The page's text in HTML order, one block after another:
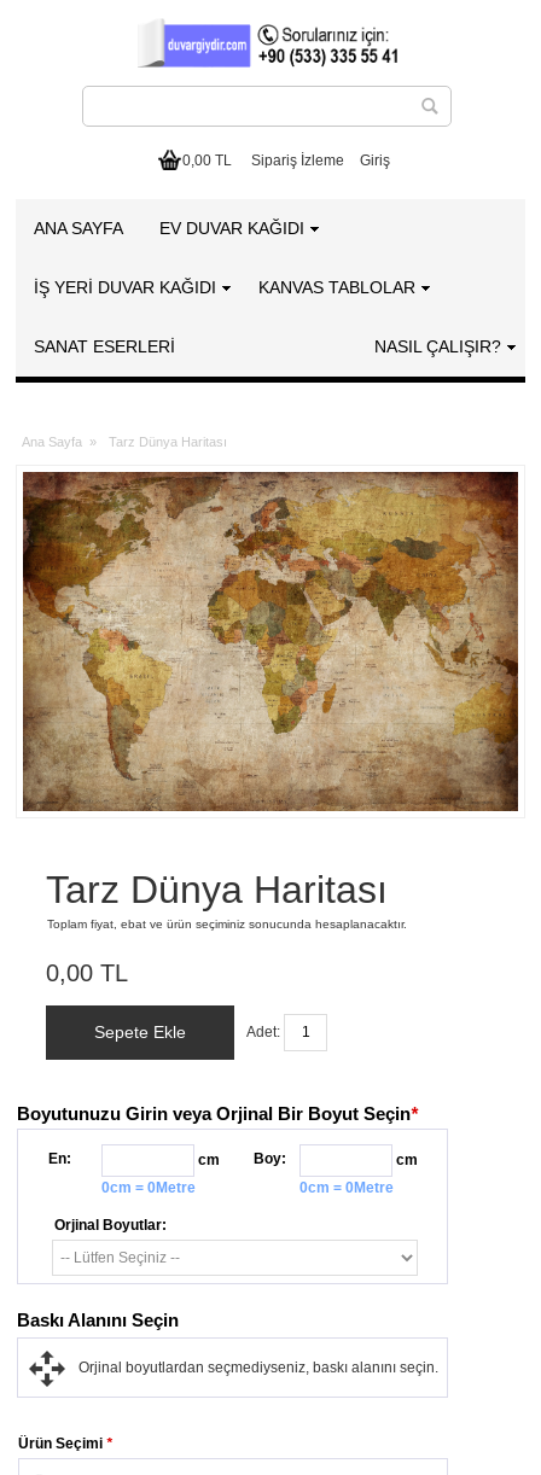
0,00 TL Sipariş İzleme Giriş
ANA SAYFA EV DUVAR KAĞIDI
İŞ YERİ DUVAR KAĞIDI KANVAS TABLOLAR
SANAT ESERLERI NASIL ÇALIŞIR?
Ana Sayfa » Tarz Dünya Haritası
Tarz Dünya Haritası
Toplam fiyat, ebat ve ürün seçiminiz sonucunda hesaplanacaktır.
0,00 TL
Sepete Ekle Adet:
Boyutunuzu Girin veya Orjinal Bir Boyut Seçin*
En:
cm
0cm = 0Metre
Boy:
cm
0cm = 0Metre
Orjinal Boyutlar:
*
Ürün Seçimi
Baskı Alanını Seçin
Orjinal boyutlardan seçmediyseniz, baskı alanını seçin.